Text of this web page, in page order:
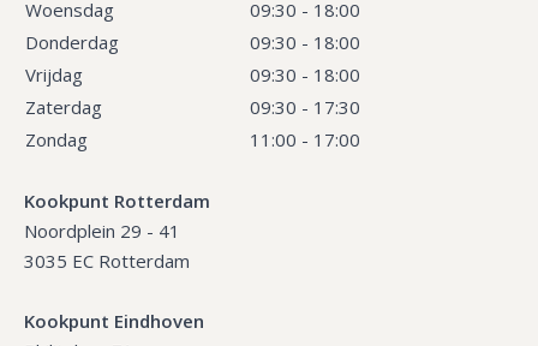
Woensdag
09:30 - 18:00
Donderdag
09:30 - 18:00
Vrijdag
09:30 - 18:00
Zaterdag
09:30 - 17:30
Zondag
11:00 - 17:00
Kookpunt Rotterdam
Noordplein 29 - 41
3035 EC Rotterdam
Kookpunt Eindhoven